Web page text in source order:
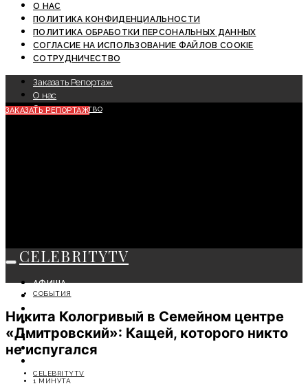
О НАС
ПОЛИТИКА КОНФИДЕНЦИАЛЬНОСТИ
ПОЛИТИКА ОБРАБОТКИ ПЕРСОНАЛЬНЫХ ДАННЫХ
СОГЛАСИЕ НА ИСПОЛЬЗОВАНИЕ ФАЙЛОВ COOKIE
СОТРУДНИЧЕСТВО
Заказать Репортаж
О нас
Сотрудничество
ЗАКАЗАТЬ РЕПОРТАЖ
CELEBRITYTV
АФИША
СОБЫТИЯ
КРАСОТА
МОДА
ЛИЧНОСТЬ
ОТДЫХ
СОБЫТИЯ
Никита Кологривый в Семейном центре
«Дмитровский»: Кащей, которого никто
не испугался
CELEBRITYTV
1 МИНУТА